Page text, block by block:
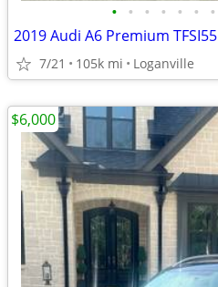
• • • • • • •
2019 Audi A6 Premium TFSI55
7/21 105k mi Loganville
$6,000